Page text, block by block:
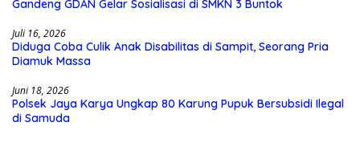
Gandeng GDAN Gelar Sosialisasi di SMKN 3 Buntok
Juli 16, 2026
Diduga Coba Culik Anak Disabilitas di Sampit, Seorang Pria
Diamuk Massa
Juni 18, 2026
Polsek Jaya Karya Ungkap 80 Karung Pupuk Bersubsidi Ilegal
di Samuda